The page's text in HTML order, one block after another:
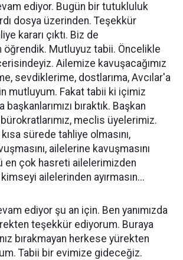
ediyor. Bugün bir tutukluluk
dosya üzerinden. Teşekkür
kararı çıktı. Biz de
öğrendik. Mutluyuz tabii. Öncelikle
Ailemize kavuşacağımız
sevdiklerime, dostlarıma, Avcılar'a
mutluyum. Fakat tabii ki içimiz
başkanlarımızı bıraktık. Başkan
bürokratlarımız, meclis üyelerimiz.
sürede tahliye olmasını,
ailelerine kavuşmasını
en çok hasreti ailelerimizden
ailelerinden ayırmasın...
ediyor şu an için. Ben yanımızda
teşekkür ediyorum. Buraya
bırakmayan herkese yürekten
Tabii bir evimize gideceğiz.